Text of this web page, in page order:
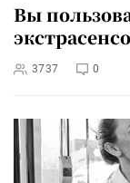
Вы
3737 0